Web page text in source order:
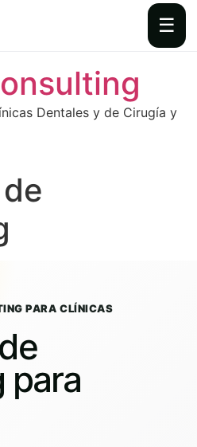
☰
Dentales y de Cirugía y
PARA CLÍNICAS
para